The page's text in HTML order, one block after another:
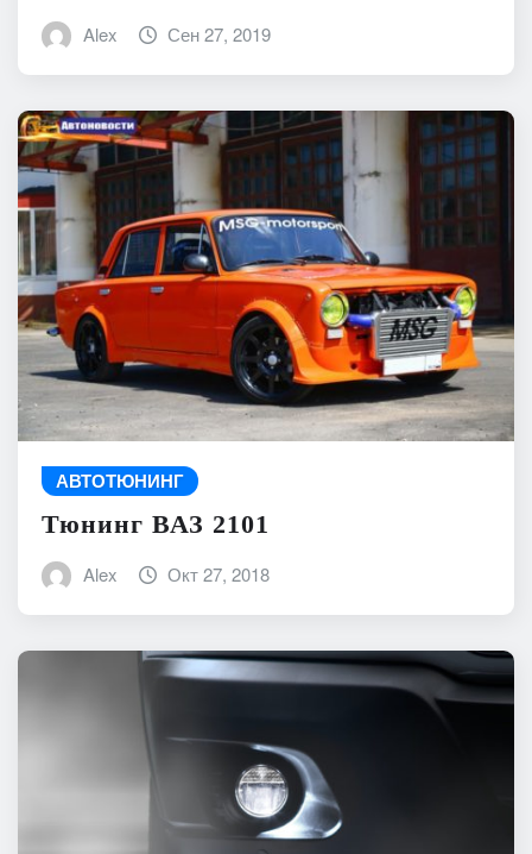
Alex Сен 27, 2019
АВТОТЮНИНГ
Тюнинг ВАЗ 2101
Alex Окт 27, 2018